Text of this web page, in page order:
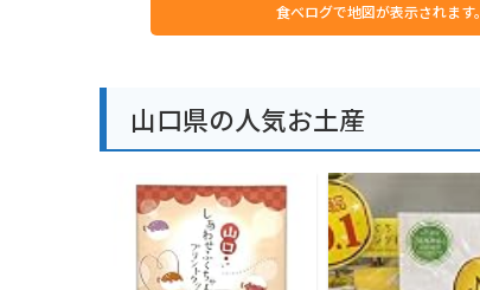
食べログで地図が表示されます。
山口県の人気お土産